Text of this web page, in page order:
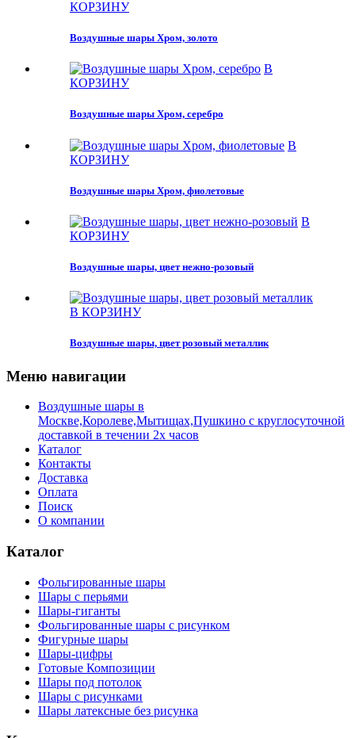
КОРЗИНУ
Воздушные шары Хром, золото
В
КОРЗИНУ
Воздушные шары Хром, серебро
В
КОРЗИНУ
Воздушные шары Хром, фиолетовые
В
КОРЗИНУ
Воздушные шары, цвет нежно-розовый
В КОРЗИНУ
Воздушные шары, цвет розовый металлик
Меню навигации
Воздушные шары в
Москве,Королеве,Мытищах,Пушкино с круглосуточной
доставкой в течении 2х часов
Каталог
Контакты
Доставка
Оплата
Поиск
О компании
Каталог
Фольгированные шары
Шары с перьями
Шары-гиганты
Фольгированные шары с рисунком
Фигурные шары
Шары-цифры
Готовые Композиции
Шары под потолок
Шары с рисунками
Шары латексные без рисунка